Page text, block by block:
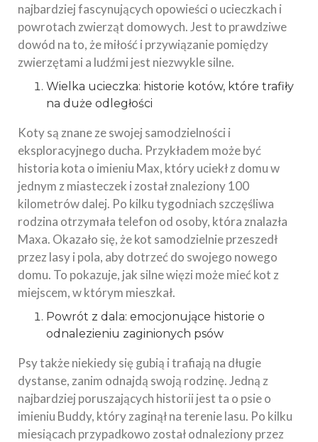
najbardziej fascynujących opowieści o ucieczkach i
powrotach zwierząt domowych. Jest to prawdziwe
dowód na to, że miłość i przywiązanie pomiędzy
zwierzętami a ludźmi jest niezwykle silne.
Wielka ucieczka: historie kotów, które trafiły
na duże odległości
Koty są znane ze swojej samodzielności i
eksploracyjnego ducha. Przykładem może być
historia kota o imieniu Max, który uciekł z domu w
jednym z miasteczek i został znaleziony 100
kilometrów dalej. Po kilku tygodniach szczęśliwa
rodzina otrzymała telefon od osoby, która znalazła
Maxa. Okazało się, że kot samodzielnie przeszedł
przez lasy i pola, aby dotrzeć do swojego nowego
domu. To pokazuje, jak silne więzi może mieć kot z
miejscem, w którym mieszkał.
Powrót z dala: emocjonujące historie o
odnalezieniu zaginionych psów
Psy także niekiedy się gubią i trafiają na długie
dystanse, zanim odnajdą swoją rodzinę. Jedną z
najbardziej poruszających historii jest ta o psie o
imieniu Buddy, który zaginął na terenie lasu. Po kilku
miesiącach przypadkowo został odnaleziony przez